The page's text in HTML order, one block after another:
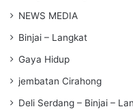
NEWS MEDIA
Binjai – Langkat
Gaya Hidup
jembatan Cirahong
Deli Serdang – Binjai –